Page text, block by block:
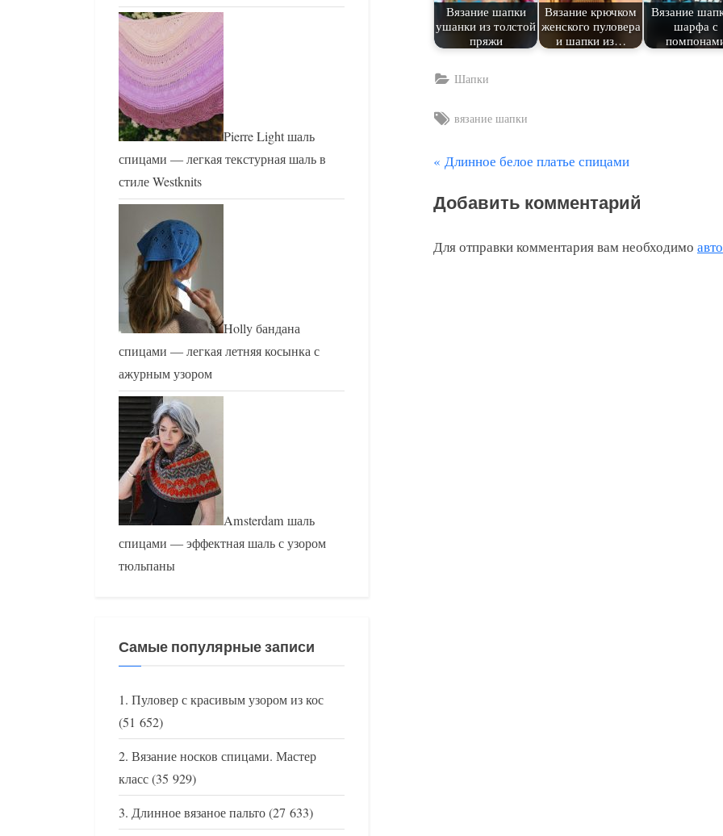
Вязание шапки
ушанки из толстой
пряжи
Вязание крючком
женского пуловера
и шапки из…
Вязание
шарфа с
Шапки
Tags:
вязание шапки
Навигация
по
записям
П
е
ы
Длинное белое платье спицами
Добавить комментарий
Для отправки комментария вам необходимо
Pierre Light шаль
спицами — легкая текстурная шаль в
стиле Westknits
Holly бандана
спицами — легкая летняя косынка с
ажурным узором
Amsterdam шаль
спицами — эффектная шаль с узором
тюльпаны
Самые популярные записи
Пуловер с красивым узором из кос
(51 652)
Вязание носков спицами. Мастер
класс(35 929)
Длинное вязаное пальто(27 633)